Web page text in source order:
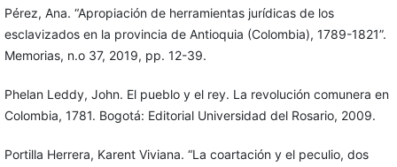
Pérez, Ana. “Apropiación de herramientas jurídicas de los
esclavizados en la provincia de Antioquia (Colombia), 1789-1821”.
Memorias, n.o 37, 2019, pp. 12-39.
Phelan Leddy, John. El pueblo y el rey. La revolución comunera en
Colombia, 1781. Bogotá: Editorial Universidad del Rosario, 2009.
Portilla Herrera, Karent Viviana. “La coartación y el peculio, dos